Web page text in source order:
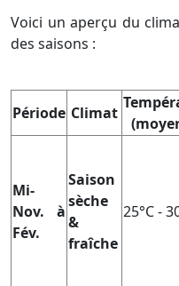
Voici un aperçu du
des saisons :
Période Climat
Mi-
Nov. à
Fév.
Saison
sèche
&
fraîche
25°C -